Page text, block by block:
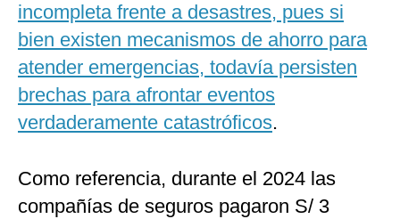
incompleta frente a desastres, pues si
bien existen mecanismos de ahorro para
atender emergencias, todavía persisten
brechas para afrontar eventos
verdaderamente catastróficos.
Como referencia, durante el 2024 las
compañías de seguros pagaron S/ 3